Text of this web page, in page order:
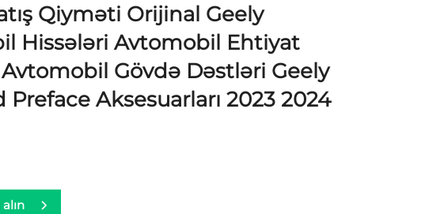
Qiyməti Orijinal Geely
Hissələri Avtomobil Ehtiyat
Gövdə Dəstləri Geely
Preface Aksesuarları 2023 2024